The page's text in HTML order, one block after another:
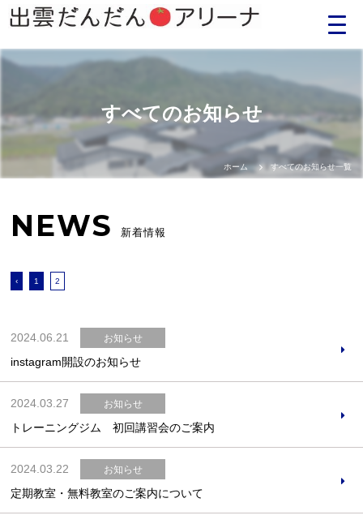
日本語
English
Portugues
すべてのお知らせ
ホーム すべてのお知らせ一覧
NEWS 新着情報
‹ 1 2
2024.06.21 お知らせ
instagram開設のお知らせ
2024.03.27 お知らせ
トレーニングジム 初回講習会のご案内
2024.03.22 お知らせ
定期教室・無料教室のご案内について